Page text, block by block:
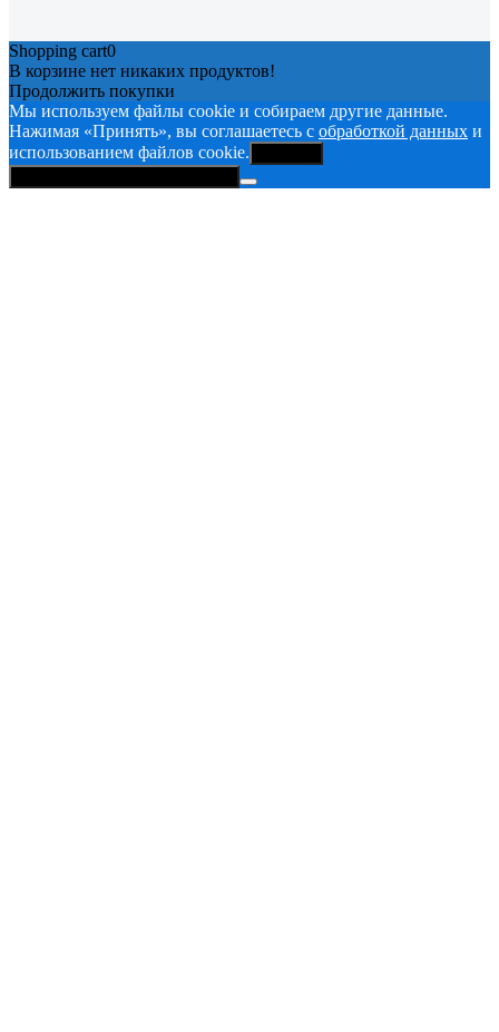
Shopping cart0
В корзине нет никаких продуктов!
Продолжить покупки
Мы используем файлы cookie и собираем другие данные.
Нажимая «Принять», вы соглашаетесь с обработкой данных и
использованием файлов cookie.